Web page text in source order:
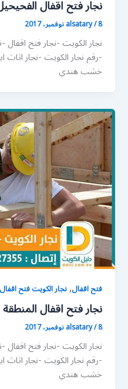
نجار فتح اقفال الفحيحيل
alsatary/8 نوفمبر، 2017
نجار الكويت -نجار فتح
-رقم نجار الكويت -نجار اثاث
خشب هندي
فتح اقفال,نجار الكويت فتح اقفال
نجار فتح اقفال المنطقة
alsatary/8 نوفمبر، 2017
نجار الكويت -نجار فتح
-رقم نجار الكويت -نجار اثاث
خشب هندي